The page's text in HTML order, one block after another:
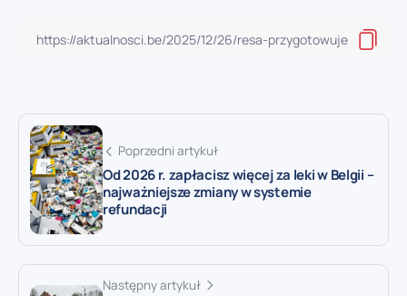
Poprzedni artykuł
Od 2026 r. zapłacisz więcej za leki w Belgii –
najważniejsze zmiany w systemie
refundacji
Następny artykuł